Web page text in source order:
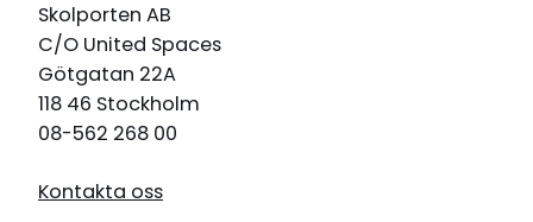
Skolporten AB
C/O United Spaces
Götgatan 22A
118 46 Stockholm
08-562 268 00
Kontakta oss